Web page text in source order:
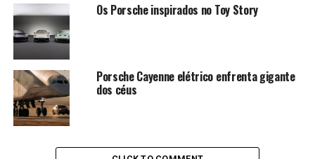
Os Porsche inspirados no Toy Story
Porsche Cayenne elétrico enfrenta gigante
dos céus